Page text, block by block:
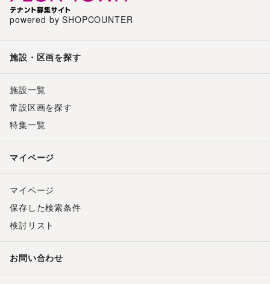
powered by SHOPCOUNTER
施設・区画を探す
施設一覧
常設区画を探す
特集一覧
マイページ
マイページ
保存した検索条件
検討リスト
お問い合わせ